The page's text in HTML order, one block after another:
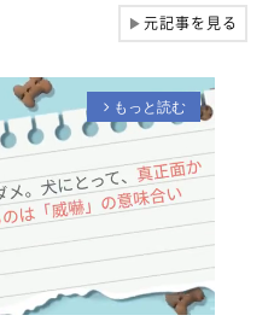
▶元記事を見る
arrow_forward_ios もっと読む